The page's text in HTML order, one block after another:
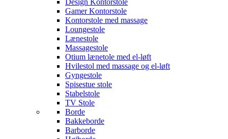
Design Kontorstole
Gamer Kontorstole
Kontorstole med massage
Loungestole
Lænestole
Massagestole
Otium lænetole med el-løft
Hvilestol med massage og el-løft
Gyngestole
Spisestue stole
Stabelstole
TV Stole
Borde
Bakkeborde
Barborde